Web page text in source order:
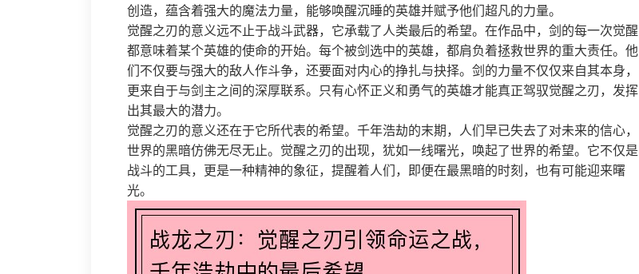
创造，蕴含着强大的魔法力量，能够唤醒沉睡的英雄并赋予他们超凡的力量。
觉醒之刃的意义远不止于战斗武器，它承载了人类最后的希望。在作品中，剑的每一次觉醒
都意味着某个英雄的使命的开始。每个被剑选中的英雄，都肩负着拯救世界的重大责任。他
们不仅要与强大的敌人作斗争，还要面对内心的挣扎与抉择。剑的力量不仅仅来自其本身，
更来自于与剑主之间的深厚联系。只有心怀正义和勇气的英雄才能真正驾驭觉醒之刃，发挥
出其最大的潜力。
觉醒之刃的意义还在于它所代表的希望。千年浩劫的末期，人们早已失去了对未来的信心，
世界的黑暗仿佛无尽无止。觉醒之刃的出现，犹如一线曙光，唤起了世界的希望。它不仅是
战斗的工具，更是一种精神的象征，提醒着人们，即便在最黑暗的时刻，也有可能迎来曙
光。